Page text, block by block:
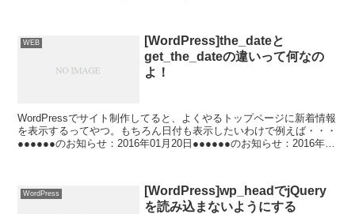
WEB
[WordPress]the_dateと
get_the_dateの違いって何なの
よ！
WordPressでサイト制作してると、よくやるトップページに新着情報
を表示するってやつ。もちろん日付も表示したいわけで例えば・・・
●●●●●●のお知らせ：2016年01月20日●●●●●●のお知らせ：2016年01
WordPress
[WordPress]wp_headでjQuery
を読み込まないようにする